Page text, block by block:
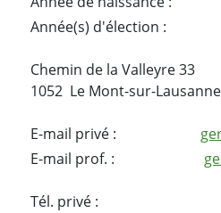
Année(s) d'élection :
Chemin de la Valleyre 33
1052 Le Mont-sur-Lausanne
E-mail privé :
E-mail prof. :
Tél. privé :